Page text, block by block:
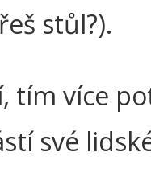
stůl?).
tím více
své